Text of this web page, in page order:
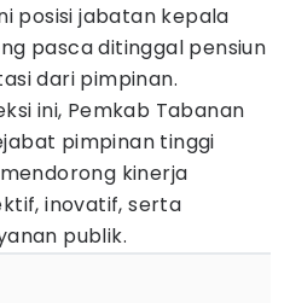
posisi jabatan kepala
pasca ditinggal pensiun
dari pimpinan.
ini, Pemkab Tabanan
pimpinan tinggi
kinerja
inovatif, serta
publik.